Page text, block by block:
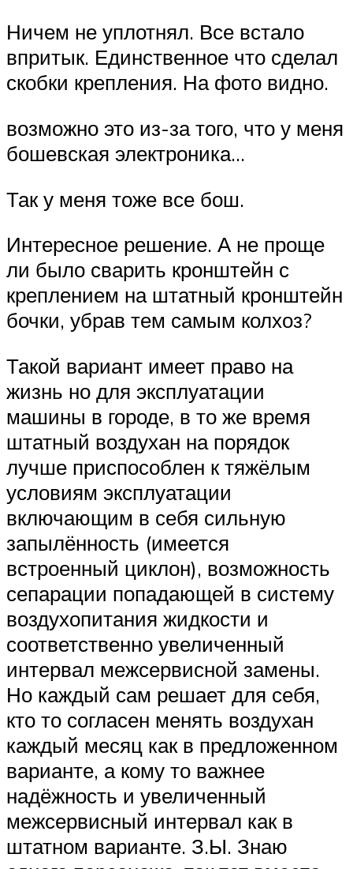
Ничем не уплотнял. Все встало
впритык. Единственное что сделал
скобки крепления. На фото видно.
возможно это из-за того, что у меня
бошевская электроника…
Так у меня тоже все бош.
Интересное решение. А не проще
ли было сварить кронштейн с
креплением на штатный кронштейн
бочки, убрав тем самым колхоз?
Такой вариант имеет право на
жизнь но для эксплуатации
машины в городе, в то же время
штатный воздухан на порядок
лучше приспособлен к тяжёлым
условиям эксплуатации
включающим в себя сильную
запылённость (имеется
встроенный циклон), возможность
сепарации попадающей в систему
воздухопитания жидкости и
соответственно увеличенный
интервал межсервисной замены.
Но каждый сам решает для себя,
кто то согласен менять воздухан
каждый месяц как в предложенном
варианте, а кому то важнее
надёжность и увеличенный
межсервисный интервал как в
штатном варианте. З.Ы. Знаю